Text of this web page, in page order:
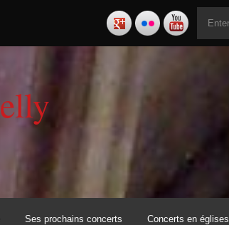
Ses prochains concerts Concerts en églises